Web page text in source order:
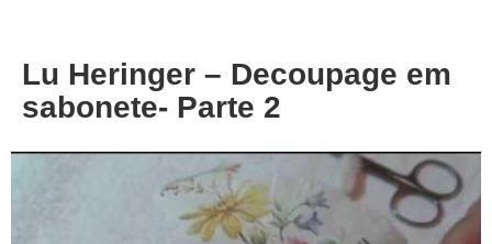
Lu Heringer – Decoupage em
sabonete- Parte 2